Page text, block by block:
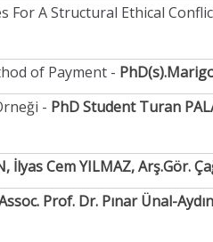
For A Structural Ethical
of Payment -
- PhD Student Turan
Cem YILMAZ, Arş.Gör.
Prof. Dr. Pınar Ünal-